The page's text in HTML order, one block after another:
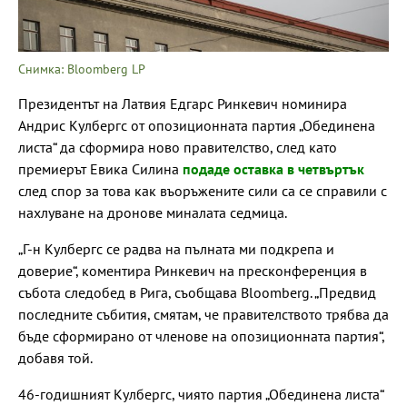
Снимка: Bloomberg LP
Президентът на Латвия Едгарс Ринкевич номинира
Андрис Кулбергс от опозиционната партия „Обединена
листа“ да сформира ново правителство, след като
премиерът Евика Силина подаде оставка в четвъртък
след спор за това как въоръжените сили са се справили с
нахлуване на дронове миналата седмица.
„Г-н Кулбергс се радва на пълната ми подкрепа и
доверие“, коментира Ринкевич на пресконференция в
събота следобед в Рига, съобщава Bloomberg. „Предвид
последните събития, смятам, че правителството трябва да
бъде сформирано от членове на опозиционната партия“,
добавя той.
46-годишният Кулбергс, чиято партия „Обединена листа“